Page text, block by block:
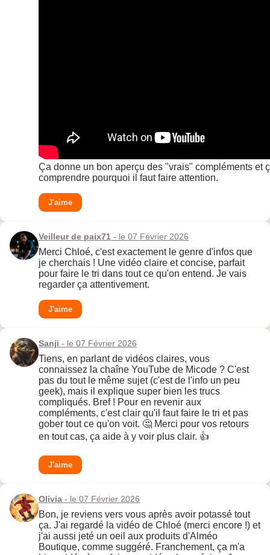
Ça donne un bon aperçu des "vrais" compléments et
comprendre pourquoi il faut faire attention.
J'aime
Veilleur de paix71 - le 07 Février 2026
Merci Chloé, c'est exactement le genre d'infos que
je cherchais ! Une vidéo claire et concise, parfait
pour faire le tri dans tout ce qu'on entend. Je vais
regarder ça attentivement.
J'aime
Sanji - le 07 Février 2026
Tiens, en parlant de vidéos claires, vous
connaissez la chaîne YouTube de Micode ? C'est
pas du tout le même sujet (c'est de l'info un peu
geek), mais il explique super bien les trucs
compliqués. Bref ! Pour en revenir aux
compléments, c'est clair qu'il faut faire le tri et pas
gober tout ce qu'on voit. 🤔 Merci pour vos retours
en tout cas, ça aide à y voir plus clair. 👍
J'aime
Olivia - le 07 Février 2026
Bon, je reviens vers vous après avoir potassé tout
ça. J'ai regardé la vidéo de Chloé (merci encore !) et
j'ai aussi jeté un oeil aux produits d'Alméo
Boutique, comme suggéré. Franchement, ça m'a